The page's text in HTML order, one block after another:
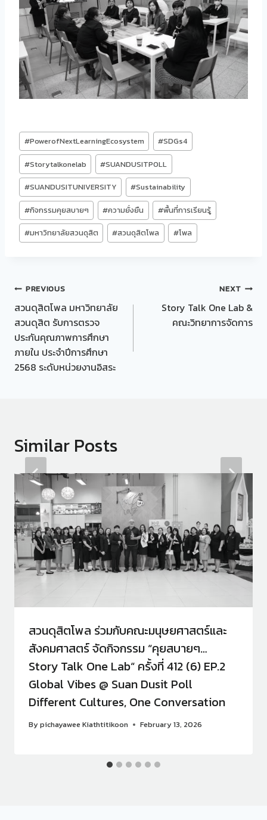
Post
Tags:
#PowerofNextLearningEcosystem #SDGs4
#Storytalkonelab #SUANDUSITPOLL
#SUANDUSITUNIVERSITY #Sustainability
#กิจกรรมคุยสบายๆ #ความยั่งยืน #พื้นที่การเรียนรู้
#มหาวิทยาลัยสวนดุสิต #สวนดุสิตโพล #โพล
Post
navigation
PREVIOUS
สวนดุสิตโพล มหาวิทยาลัย
สวนดุสิต รับการตรวจ
ประกันคุณภาพการศึกษา
ภายใน ประจำปีการศึกษา
2568 ระดับหน่วยงานอิสระ
NEXT
Story Talk One Lab &
คณะวิทยาการจัดการ
Similar Posts
สวนดุสิตโพล ร่วมกับคณะมนุษยศาสตร์และ
สังคมศาสตร์ จัดกิจกรรม “คุยสบายๆ…
Story Talk One Lab“ ครั้งที่ 412 (6) EP.2
Global Vibes @ Suan Dusit Poll
Different Cultures, One Conversation
Bypichayawee Kiathtitikoon February 13, 2026